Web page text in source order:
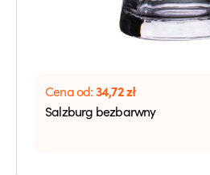
Cena od:34,72zł
Salzburg bezbarwny